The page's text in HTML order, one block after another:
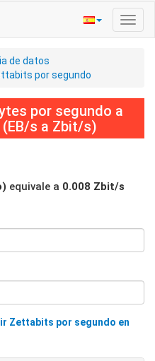
de datos
por segundo
por segundo a
s a Zbit/s)
equivale a 0.008 Zbit/s
Zettabits por segundo en